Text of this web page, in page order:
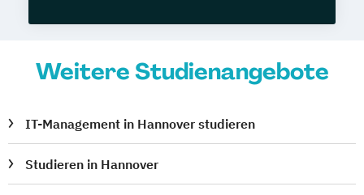
Weitere Studienangebote
IT-Management in Hannover studieren
Studieren in Hannover